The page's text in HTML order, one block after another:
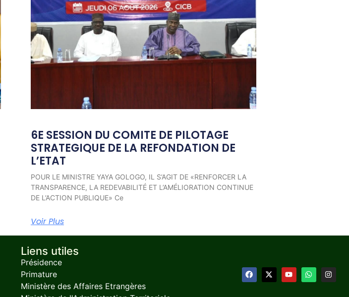
6E SESSION DU COMITE DE PILOTAGE
STRATEGIQUE DE LA REFONDATION DE
L’ETAT
POUR LE MINISTRE YAYA GOLOGO, IL S’AGIT DE «RENFORCER LA
TRANSPARENCE, LA REDEVABILITÉ ET L’AMÉLIORATION CONTINUE
DE L’ACTION PUBLIQUE» Ce
Voir Plus
Liens utiles
Présidence
Primature
Ministère des Affaires Etrangères